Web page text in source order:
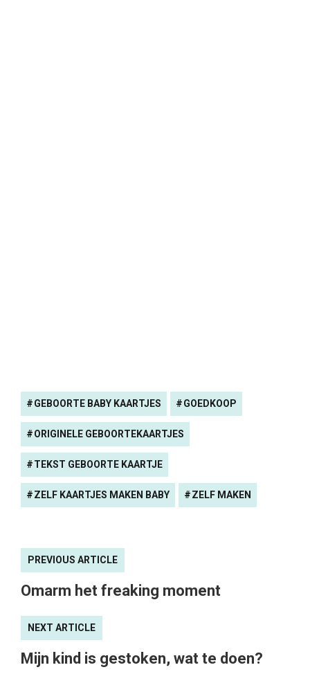
GEBOORTE BABY KAARTJES GOEDKOOP
ORIGINELE GEBOORTEKAARTJES
TEKST GEBOORTE KAARTJE
ZELF KAARTJES MAKEN BABY ZELF MAKEN
PREVIOUS ARTICLE
Omarm het freaking moment
NEXT ARTICLE
Mijn kind is gestoken, wat te doen?